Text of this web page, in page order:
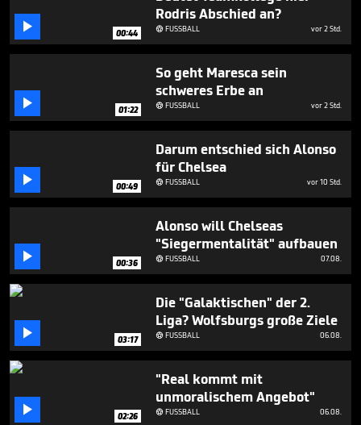
36
seconds
 00:44
Rodris Abschied an?
FUSSBALL vor 2 Std.
 01:22
So geht Maresca sein
schweres Erbe an
FUSSBALL vor 2 Std.
 00:49
Darum entschied sich Alonso
für Chelsea
FUSSBALL vor 10 Std.
 00:36
Alonso will Chelseas
"Siegermentalität" aufbauen
FUSSBALL 07.08.
 03:17
Die "Galaktischen" der 2.
Liga? Wolfsburgs große Ziele
FUSSBALL 06.08.
 02:26
"Real kommt mit
unmoralischem Angebot"
FUSSBALL 06.08.